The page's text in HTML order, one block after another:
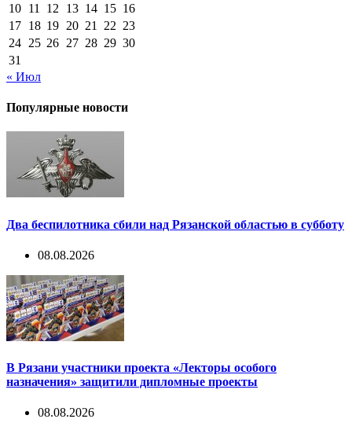
10 11 12 13 14 15 16
17 18 19 20 21 22 23
24 25 26 27 28 29 30
31
« Июл
Популярные новости
Два беспилотника сбили над Рязанской областью в субботу
08.08.2026
В Рязани участники проекта «Лекторы особого
назначения» защитили дипломные проекты
08.08.2026